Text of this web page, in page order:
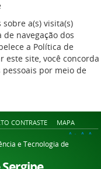
a(s) visita(s)
navegação dos
a Política de
este site, você concorda
por meio de
CONTRASTE MAPA
A+ A A-
e Tecnologia de